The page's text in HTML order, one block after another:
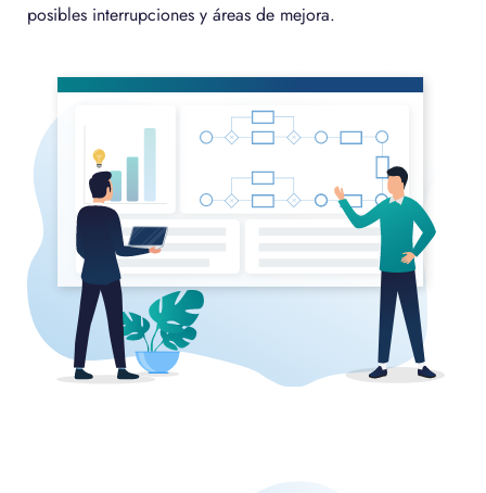
posibles interrupciones y áreas de mejora.